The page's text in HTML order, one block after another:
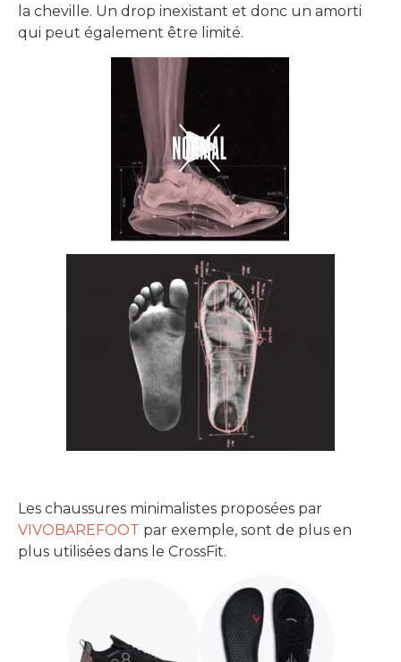
la cheville. Un drop inexistant et donc un amorti
qui peut également être limité.
Les chaussures minimalistes proposées par
VIVOBAREFOOT par exemple, sont de plus en
plus utilisées dans le CrossFit.